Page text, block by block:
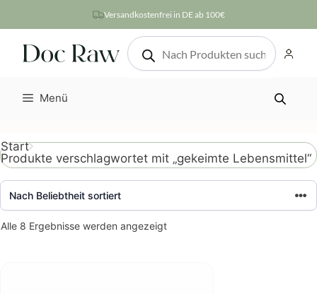
Inhalt
springen
Versandkostenfrei in DE ab 100€
Products
search
Menü
Start
Produkte verschlagwortet mit „gekeimte Lebensmittel“
Alle 8 Ergebnisse werden angezeigtNach